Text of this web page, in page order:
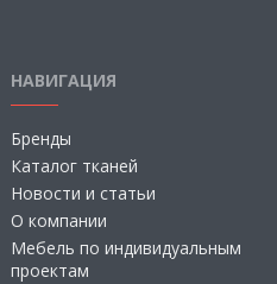
НАВИГАЦИЯ
Бренды
Каталог тканей
Новости и статьи
О компании
Мебель по индивидуальным
проектам